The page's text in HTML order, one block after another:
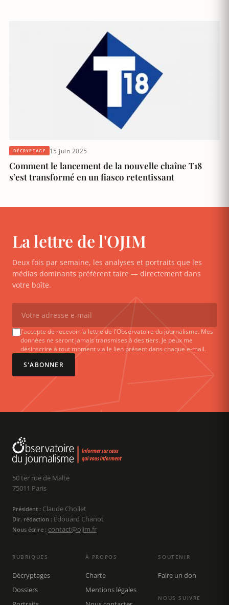
DÉCRYPTAGE 15 juin 2025
Comment le lancement de la nouvelle chaîne T18
s’est transformé en un fiasco retentissant
La lettre de l'OJIM
Deux fois par semaine, les analyses et portraits que les
médias dominants préfèrent taire — directement dans
votre boîte.
J'accepte de recevoir la lettre de l'Observatoire du journalisme. Mes
données ne seront jamais transmises à des tiers. Je peux me
désinscrire à tout moment via le lien présent dans chaque e-mail.
S'ABONNER
50 ter rue de Malte
75011 Paris
Président : Claude Chollet
Dir. rédaction : Édouard Chanot
Nous écrire : contact@ojim.fr
RUBRIQUES
Décryptages
Dossiers
À PROPOS
Charte
Mentions légales
SOUTENIR
Faire un don
NOUS SUIVRE